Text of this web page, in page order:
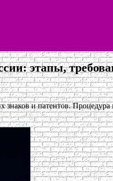
этапы,
знаков и патентов.